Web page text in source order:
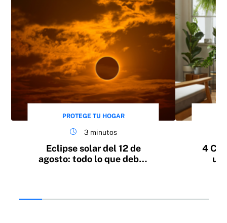
Servicio de consulta veterinaria digital
PROTEGE TU HOGAR
3 minutos
Eclipse solar del 12 de
agosto: todo lo que debes
4
un